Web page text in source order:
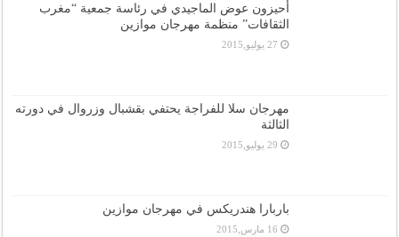
أحيزون عوض الماجيدي في رئاسة جمعية “مغرب
الثقافات” منظمة مهرجان موازين
27 يوليو,2015
مهرجان سلا للفراجة يحتفي بقشبال وزروال في دورته
الثالثة
29 يوليو,2015
باربارا هندريكس في مهرجان موازين
16 مارس,2015